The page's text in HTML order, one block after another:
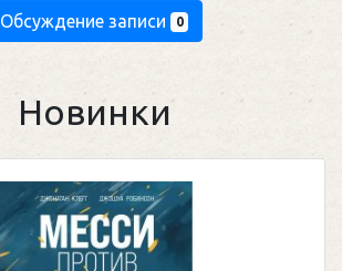
Обсуждение записи 0
Новинки